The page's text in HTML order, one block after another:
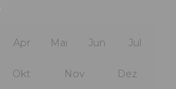
Apr Mai Jun Jul
Okt Nov Dez